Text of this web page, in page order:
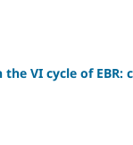
VI cycle of EBR: